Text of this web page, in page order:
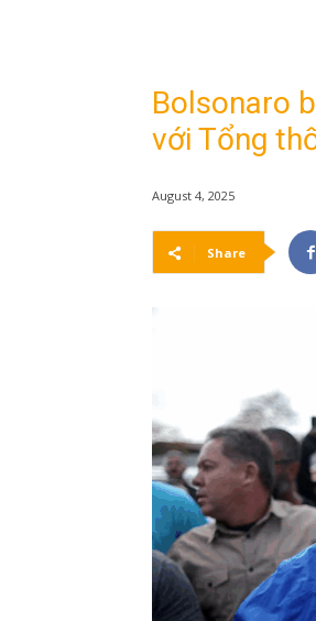
Bolsonaro
với Tổng
August 4, 2025
Share